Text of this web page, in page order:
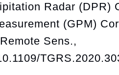
Radar (DPR)
(GPM)
Sens.,